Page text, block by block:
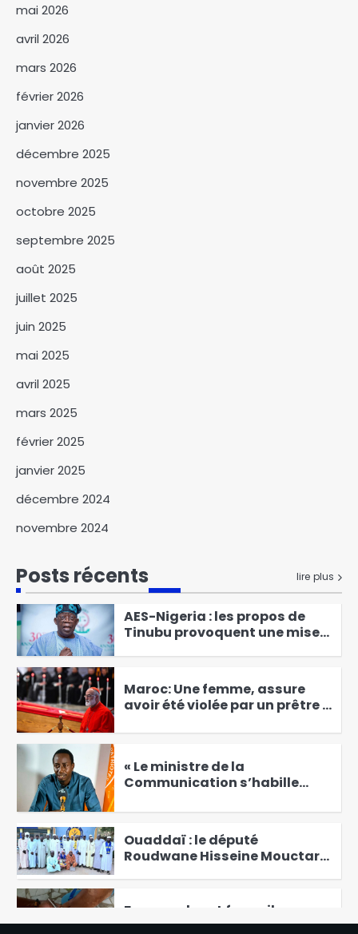
mai 2026
avril 2026
mars 2026
février 2026
janvier 2026
décembre 2025
novembre 2025
octobre 2025
septembre 2025
août 2025
juillet 2025
juin 2025
mai 2025
avril 2025
mars 2025
février 2025
janvier 2025
décembre 2024
novembre 2024
Posts récents lire plus
3
5
1
nouvelles infrastructures
sportives de proximité
2
AES-Nigeria : les propos de
Tinubu provoquent une mise
3
Maroc: Une femme, assure
avoir été violée par un prêtre à
4
« Le ministre de la
Communication s’habille
d’activiste. » Hisseine
Abdoulaye [Interview]
5
Ouaddaï : le député
Roudwane Hisseine Mouctar
Faux ongles et faux cils :
l’essor de la beauté moderne